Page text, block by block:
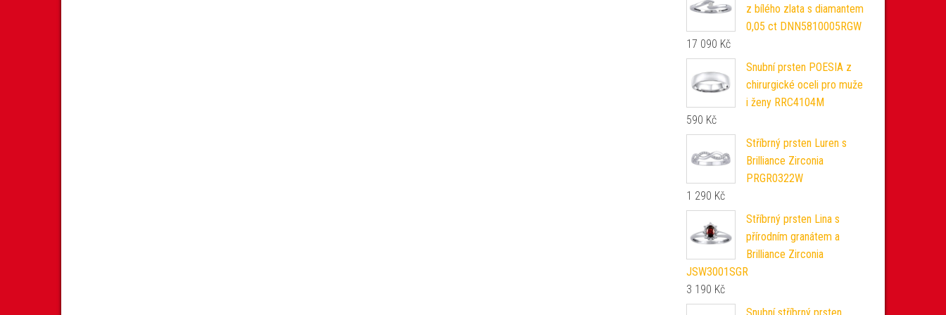
z bílého zlata s diamantem
0,05 ct DNN5810005RGW
17 090 Kč
Snubní prsten POESIA z
chirurgické oceli pro muže
i ženy RRC4104M
590 Kč
Stříbrný prsten Luren s
Brilliance Zirconia
PRGR0322W
1 290 Kč
Stříbrný prsten Lina s
přírodním granátem a
Brilliance Zirconia
JSW3001SGR
3 190 Kč